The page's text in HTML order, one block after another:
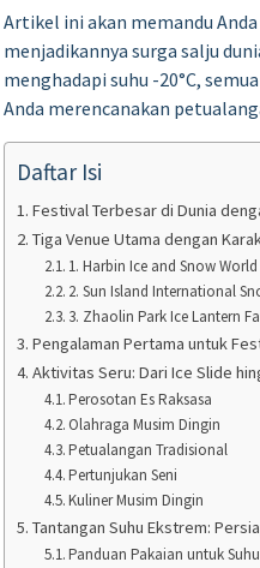
Artikel ini akan memandu
menjadikannya surga salju
menghadapi suhu -20°C,
Anda merencanakan
Daftar Isi
Festival Terbesar di Dunia
Tiga Venue Utama dengan
1. Harbin Ice and Snow
2. Sun Island International
3. Zhaolin Park Ice Lantern
Pengalaman Pertama untuk
Aktivitas Seru: Dari Ice Slide
Perosotan Es Raksasa
Olahraga Musim Dingin
Petualangan Tradisional
Pertunjukan Seni
Kuliner Musim Dingin
Tantangan Suhu Ekstrem:
Panduan Pakaian untuk